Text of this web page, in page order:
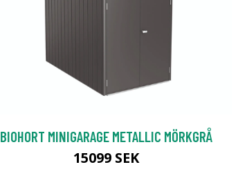
BIOHORT MINIGARAGE METALLIC MÖRKGRÅ
15099 SEK